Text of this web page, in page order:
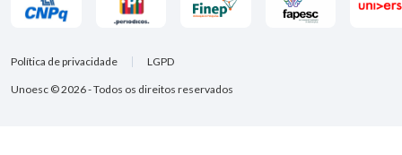
Unoesc © 2026 - Todos os direitos reservados
Política de privacidade LGPD